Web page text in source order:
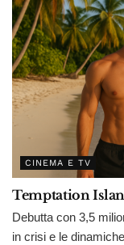
CINEMA E TV
Temptation
Debutta con 3,5
in crisi e le